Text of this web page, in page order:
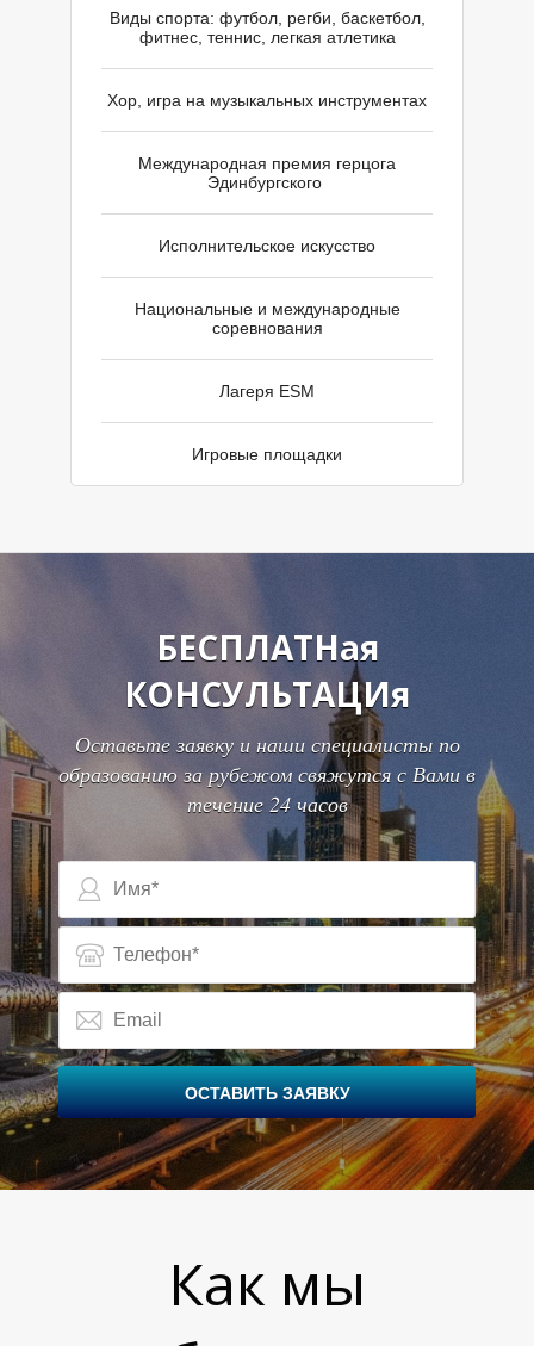
У
С
Виды спорта: футбол, регби, баскетбол,
фитнес, теннис, легкая атлетика
Хор, игра на музыкальных инструментах
Международная премия герцога
Эдинбургского
Исполнительское искусство
Национальные и международные
соревнования
Лагеря ESM
Игровые площадки
БЕСПЛАТНая
КОНСУЛЬТАЦИя
Оставьте заявку и наши специалисты по
образованию за рубежом свяжутся с Вами в
течение 24 часов
ОСТАВИТЬ ЗАЯВКУ
Как мы